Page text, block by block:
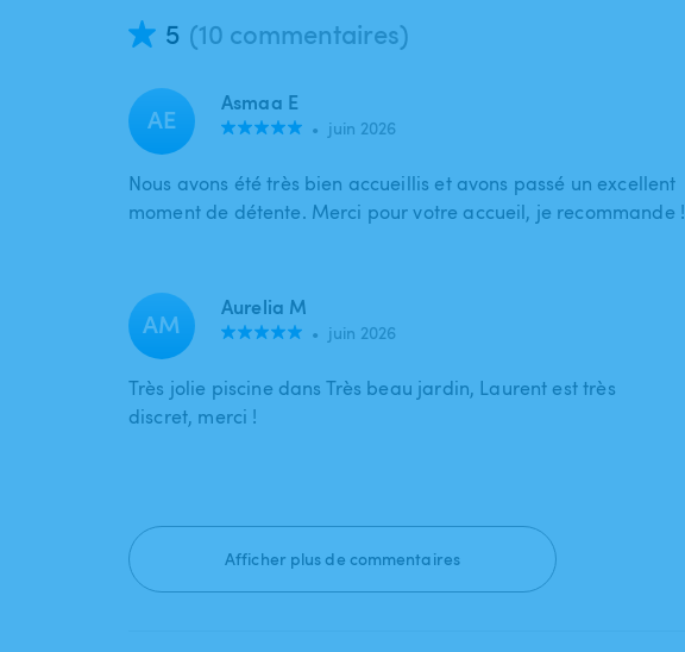
5 (10 commentaires)
AE Asmaa E
• juin 2026
Nous avons été très bien accueillis et avons passé un excellent
moment de détente. Merci pour votre accueil, je recommande !
AM Aurelia M
• juin 2026
Très jolie piscine dans Très beau jardin, Laurent est très
discret, merci !
Afficher plus de commentaires